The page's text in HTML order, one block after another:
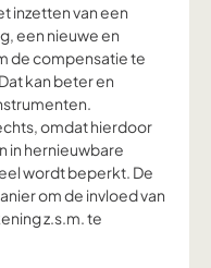
inzetten van een
een nieuwe en
de compensatie te
kan beter en
omdat hierdoor
in hernieuwbare
wordt beperkt. De
om de invloed van
z.s.m. te